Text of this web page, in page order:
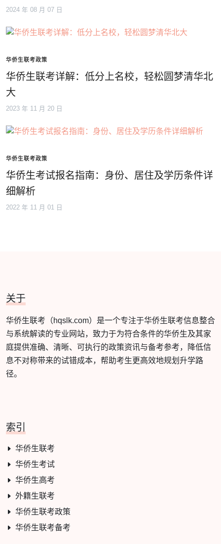
2024 年 08 月 07 日
华侨生联考政策
华侨生联考详解：低分上名校，轻松圆梦清华北
大
2023 年 11 月 20 日
华侨生联考政策
华侨生考试报名指南：身份、居住及学历条件详
细解析
2022 年 11 月 01 日
关于
华侨生联考（hqslk.com）是一个专注于华侨生联考信息整合
与系统解读的专业网站，致力于为符合条件的华侨生及其家
庭提供准确、清晰、可执行的政策资讯与备考参考，降低信
息不对称带来的试错成本，帮助考生更高效地规划升学路
径。
索引
华侨生联考
华侨生考试
华侨生高考
外籍生联考
华侨生联考政策
华侨生联考备考